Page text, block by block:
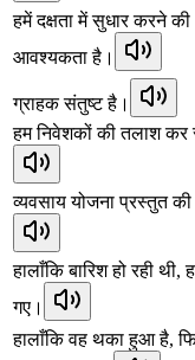
हमें दक्षता में सुधार करने की
आवश्यकता है।
ग्राहक संतुष्ट है।
हम निवेशकों की तलाश कर
व्यवसाय योजना प्रस्तुत की
हालाँकि बारिश हो रही थी,
गए।
हालाँकि वह थका हुआ है,